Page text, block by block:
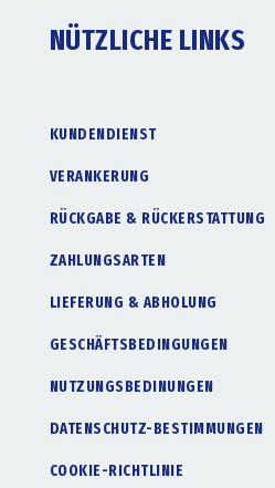
NÜTZLICHE LINKS
KUNDENDIENST
VERANKERUNG
RÜCKGABE & RÜCKERSTATTUNG
ZAHLUNGSARTEN
LIEFERUNG & ABHOLUNG
GESCHÄFTSBEDINGUNGEN
NUTZUNGSBEDINUNGEN
DATENSCHUTZ-BESTIMMUNGEN
COOKIE-RICHTLINIE